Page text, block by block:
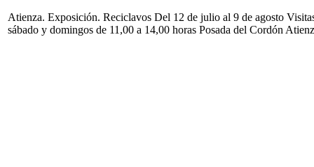
Atienza. Exposición. Reciclavos Del 12 de julio al 9 de agosto
sábado y domingos de 11,00 a 14,00 horas Posada del Cordón